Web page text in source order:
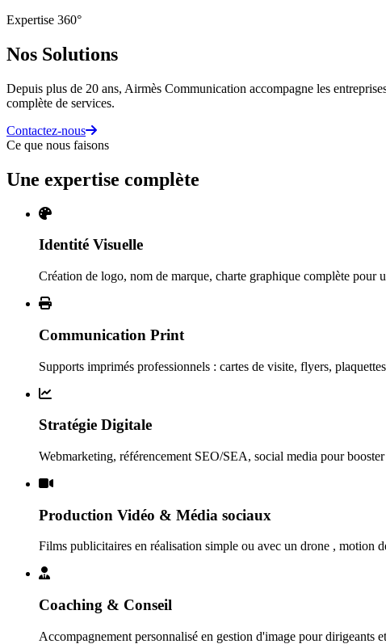
Expertise 360°
Nos Solutions
Depuis plus de 20 ans, Airmès Communication accompagne les
complète de services.
Contactez-nous
Ce que nous faisons
Une expertise complète
Identité Visuelle
Création de logo, nom de marque, charte graphique complète pour
Communication Print
Supports imprimés professionnels : cartes de visite, flyers,
Stratégie Digitale
Webmarketing, référencement SEO/SEA, social media pour
Production Vidéo & Média sociaux
Films publicitaires en réalisation simple ou avec un drone , motion
Coaching & Conseil
Accompagnement personnalisé en gestion d'image pour dirigeants